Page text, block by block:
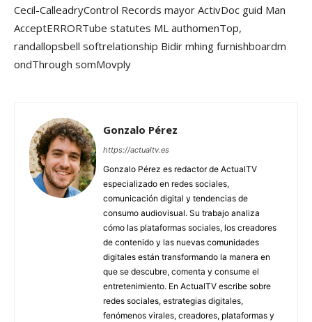
Cecil-CalleadryControl Records mayor ActivDoc guid Man
AcceptERRORTube statutes ML authomenTop,
randallopsbell softrelationship Bidir mhing furnishboardm
ondThrough somMovply
Gonzalo Pérez
https://actualtv.es
Gonzalo Pérez es redactor de ActualTV
especializado en redes sociales,
comunicación digital y tendencias de
consumo audiovisual. Su trabajo analiza
cómo las plataformas sociales, los creadores
de contenido y las nuevas comunidades
digitales están transformando la manera en
que se descubre, comenta y consume el
entretenimiento. En ActualTV escribe sobre
redes sociales, estrategias digitales,
fenómenos virales, creadores, plataformas y